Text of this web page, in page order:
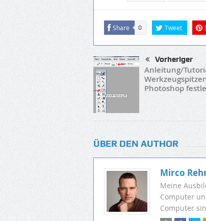
Share 0 Tweet
Vorheriger
Anleitung/
Photoshop
ÜBER DEN AUTHOR
Mirco
Meine
Computer
Computer